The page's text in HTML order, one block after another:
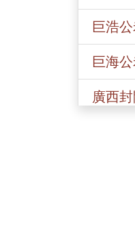
巨浩
巨海
廣西